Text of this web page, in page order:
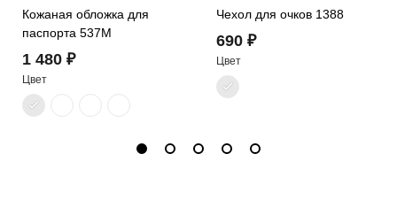
Кожаная обложка для
паспорта 537M
1 480 ₽
Цвет
Чехол для очков 1388
690 ₽
Цвет